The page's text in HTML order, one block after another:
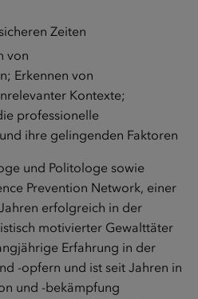
Zeiten
von
Erkennen von
Kontexte;
professionelle
ihre gelingenden Faktoren
und Politologe sowie
Prevention Network, einer
erfolgreich in der
motivierter Gewalttäter
Erfahrung in der
-opfern und ist seit Jahren in
und -bekämpfung